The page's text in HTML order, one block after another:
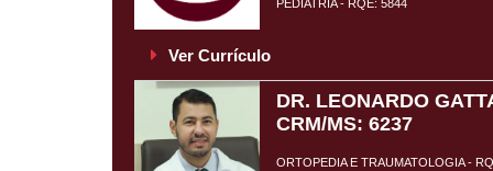
PEDIATRIA - RQE: 5844
Ver Currículo
DR. LEONARDO
CRM/MS: 6237
ORTOPEDIA E TRAUMATOLOGIA -